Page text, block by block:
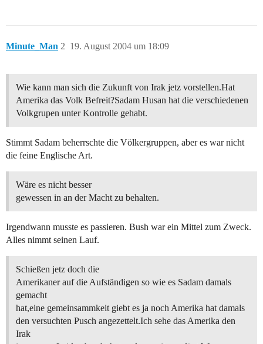
Minute_Man 19. August 2004 um 18:09
2
Wie kann man sich die Zukunft von Irak jetz vorstellen.Hat
Amerika das Volk Befreit?Sadam Husan hat die verschiedenen
Volkgrupen unter Kontrolle gehabt.
Stimmt Sadam beherrschte die Völkergruppen, aber es war nicht
die feine Englische Art.
Wäre es nicht besser
gewessen in an der Macht zu behalten.
Irgendwann musste es passieren. Bush war ein Mittel zum Zweck.
Alles nimmt seinen Lauf.
Schießen jetz doch die
Amerikaner auf die Aufständigen so wie es Sadam damals
gemacht
hat,eine gemeinsammkeit giebt es ja noch Amerika hat damals
den versuchten Pusch angezettelt.Ich sehe das Amerika den
Irak